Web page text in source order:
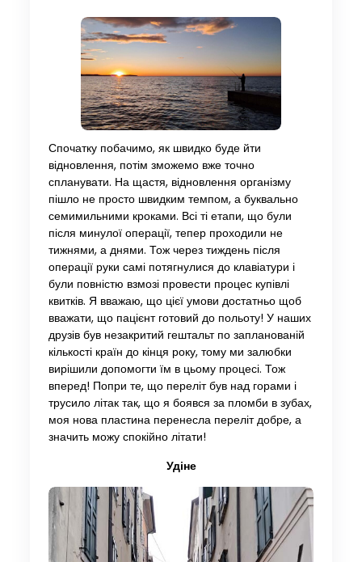
Спочатку побачимо, як швидко буде йти
відновлення, потім зможемо вже точно
спланувати. На щастя, відновлення організму
пішло не просто швидким темпом, а буквально
семимильними кроками. Всі ті етапи, що були
після минулої операції, тепер проходили не
тижнями, а днями. Тож через тиждень після
операції руки самі потягнулися до клавіатури і
були повністю взмозі провести процес купівлі
квитків. Я вважаю, що цієї умови достатньо щоб
вважати, що пацієнт готовий до польоту! У наших
друзів був незакритий гештальт по запланованій
кількості країн до кінця року, тому ми залюбки
вирішили допомогти їм в цьому процесі. Тож
вперед! Попри те, що переліт був над горами і
трусило літак так, що я боявся за пломби в зубах,
моя нова пластина перенесла переліт добре, а
значить можу спокійно літати!
Удіне